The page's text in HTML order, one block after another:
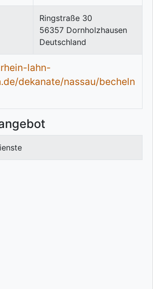
Ringstraße 30
56357 Dornholzhausen
Deutschland
lahn-
dekanate/nassau/becheln